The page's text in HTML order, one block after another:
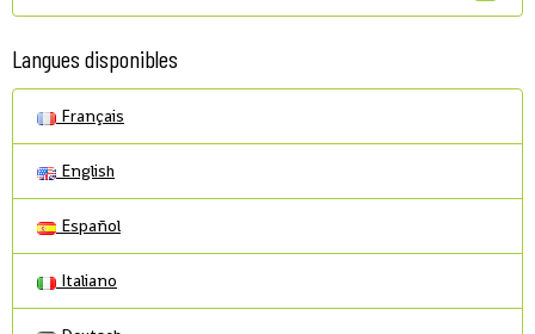
Langues disponibles
Français
English
Español
Italiano